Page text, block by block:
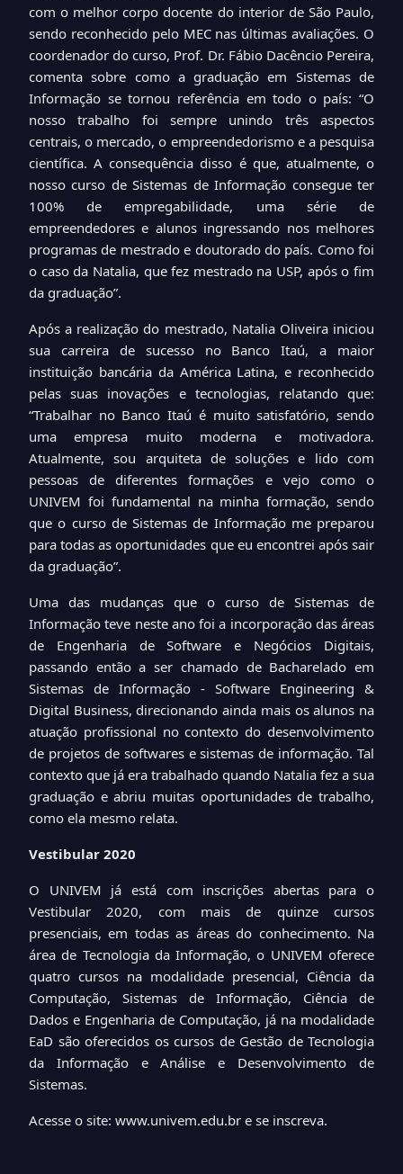
com o melhor corpo docente do interior de São Paulo,
sendo reconhecido pelo MEC nas últimas avaliações. O
coordenador do curso, Prof. Dr. Fábio Dacêncio Pereira,
comenta sobre como a graduação em Sistemas de
Informação se tornou referência em todo o país: “O
nosso trabalho foi sempre unindo três aspectos
centrais, o mercado, o empreendedorismo e a pesquisa
científica. A consequência disso é que, atualmente, o
nosso curso de Sistemas de Informação consegue ter
100% de empregabilidade, uma série de
empreendedores e alunos ingressando nos melhores
programas de mestrado e doutorado do país. Como foi
o caso da Natalia, que fez mestrado na USP, após o fim
da graduação”.
Após a realização do mestrado, Natalia Oliveira iniciou
sua carreira de sucesso no Banco Itaú, a maior
instituição bancária da América Latina, e reconhecido
pelas suas inovações e tecnologias, relatando que:
“Trabalhar no Banco Itaú é muito satisfatório, sendo
uma empresa muito moderna e motivadora.
Atualmente, sou arquiteta de soluções e lido com
pessoas de diferentes formações e vejo como o
UNIVEM foi fundamental na minha formação, sendo
que o curso de Sistemas de Informação me preparou
para todas as oportunidades que eu encontrei após sair
da graduação”.
Uma das mudanças que o curso de Sistemas de
Informação teve neste ano foi a incorporação das áreas
de Engenharia de Software e Negócios Digitais,
passando então a ser chamado de Bacharelado em
Sistemas de Informação - Software Engineering &
Digital Business, direcionando ainda mais os alunos na
atuação profissional no contexto do desenvolvimento
de projetos de softwares e sistemas de informação. Tal
contexto que já era trabalhado quando Natalia fez a sua
graduação e abriu muitas oportunidades de trabalho,
como ela mesmo relata.
Vestibular 2020
O UNIVEM já está com inscrições abertas para o
Vestibular 2020, com mais de quinze cursos
presenciais, em todas as áreas do conhecimento. Na
área de Tecnologia da Informação, o UNIVEM oferece
quatro cursos na modalidade presencial, Ciência da
Computação, Sistemas de Informação, Ciência de
Dados e Engenharia de Computação, já na modalidade
EaD são oferecidos os cursos de Gestão de Tecnologia
da Informação e Análise e Desenvolvimento de
Sistemas.
Acesse o site: www.univem.edu.br e se inscreva.